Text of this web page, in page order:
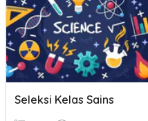
Seleksi Kelas Sains